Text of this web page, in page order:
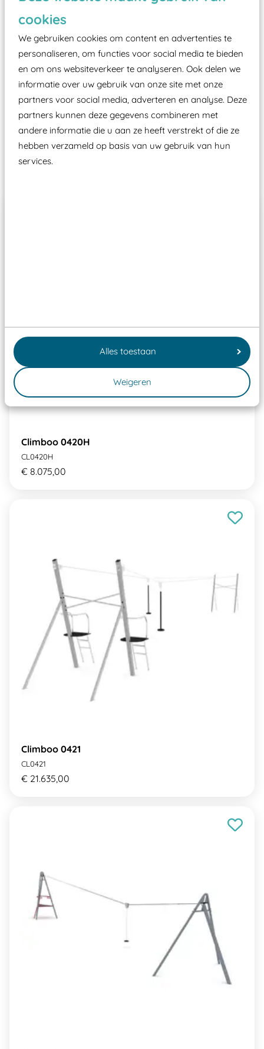
cookies
We gebruiken cookies om content en advertenties te
personaliseren, om functies voor social media te bieden
en om ons websiteverkeer te analyseren. Ook delen we
informatie over uw gebruik van onze site met onze
partners voor social media, adverteren en analyse. Deze
partners kunnen deze gegevens combineren met
andere informatie die u aan ze heeft verstrekt of die ze
hebben verzameld op basis van uw gebruik van hun
services.
Alles toestaan
Weigeren
Elk speeltoestel in de openbare ruimte voorzien
moet zijn van een typekeuring, -plaatje en
certificering, uitgegeven door een Nederlands
aangewezen keuringsinstantie?
Wij ook speeltoestellen kunnen laten keuren zodat
ze toch binnen het Warenwetbesluit Attractie- en
Speeltoestellen vallen?
Past er goed bij
Climboo 0420H
CL0420H
€ 8.075,00
Climboo 0421
CL0421
€ 21.635,00